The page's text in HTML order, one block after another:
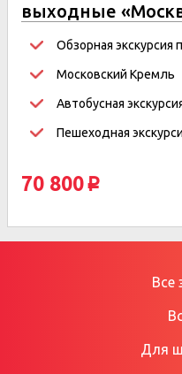
выходные
2дня/1ночь
Обзорная экскурсия
Московский Кремль
Автобусная
Пешеходная
70 800 p
Все
Для